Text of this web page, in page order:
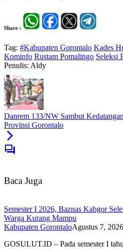
Share :
Tag: #Kabupaten Gorontalo Kades
Kominfo Rustam Pomalingo Seleksi
Penulis: Aldy
Danrem 133/NW Sambut
Provinsi Gorontalo
Baca Juga
Semester I 2026, Baznas Kabgor
Warga Kurang Mampu
Kabupaten GorontaloAgustus 7, 2026
GOSULUT.ID – Pada semester I